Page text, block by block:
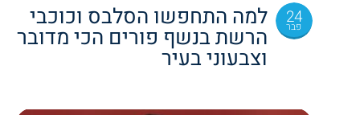
24
פבר למה התחפשו הסלבס וכוכבי
הרשת בנשף פורים הכי מדובר
וצבעוני בעיר